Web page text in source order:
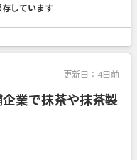
存しています
更新日： 4日前
業で抹茶や抹茶製